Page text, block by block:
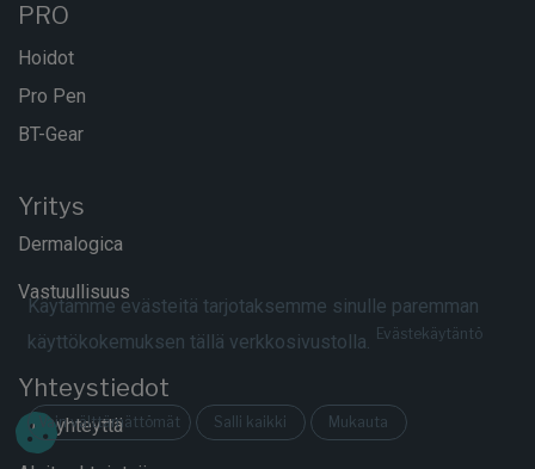
PRO
Hoidot
Pro Pen
BT-Gear
Yritys
Dermalogica
Vastuullisuus
Yhteystiedot
Ota yhteyttä
Käytämme evästeitä tarjotaksemme sinulle paremman
käyttökokemuksen tällä verkkosivustolla. Evästekäytäntö
Vain välttämättömät Salli kaikki Mukauta